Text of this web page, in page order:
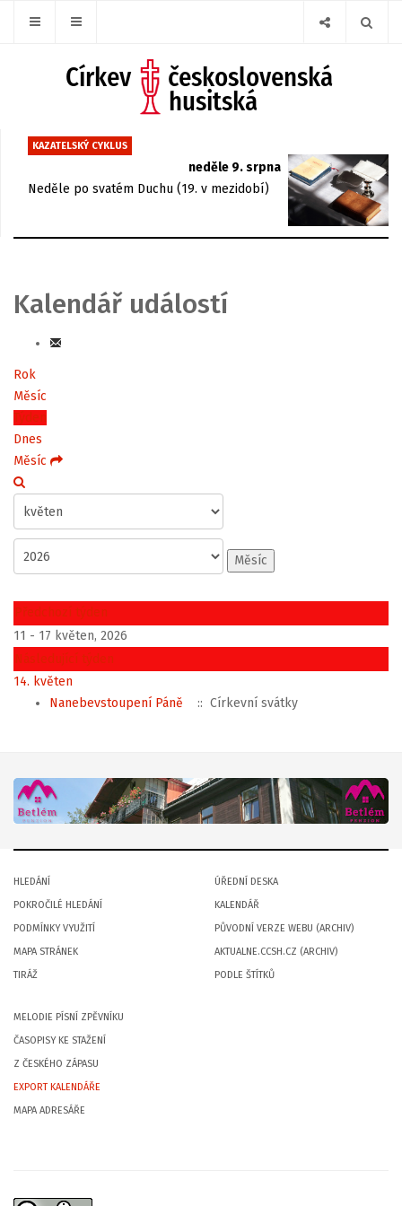
KAZATELSKÝ CYKLUS
neděle 9. srpna
Neděle po svatém Duchu (19. v mezidobí)
Kalendář událostí
Rok
Měsíc
Týden
Dnes
Měsíc
Měsíc
Předchozí týden
11 - 17 květen, 2026
Následující týden
14. květen
Nanebevstoupení Páně
:: Církevní svátky
HLEDÁNÍ
POKROČILÉ HLEDÁNÍ
PODMÍNKY VYUŽITÍ
MAPA STRÁNEK
TIRÁŽ
ÚŘEDNÍ DESKA
KALENDÁŘ
PŮVODNÍ VERZE WEBU (ARCHIV)
AKTUALNE.CCSH.CZ (ARCHIV)
PODLE ŠTÍTKŮ
MELODIE PÍSNÍ ZPĚVNÍKU
ČASOPISY KE STAŽENÍ
Z ČESKÉHO ZÁPASU
EXPORT KALENDÁŘE
MAPA ADRESÁŘE